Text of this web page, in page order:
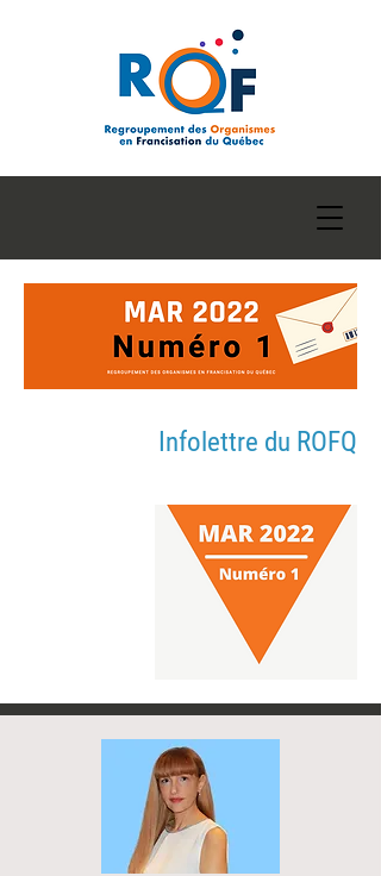
Infolettre du ROFQ